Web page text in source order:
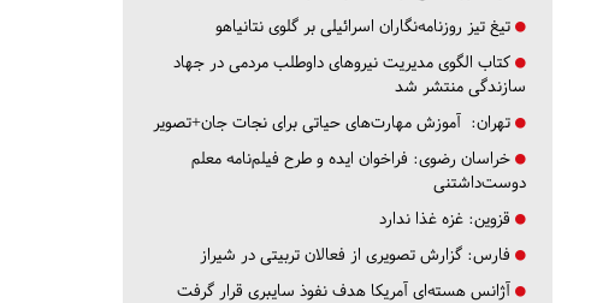
تیغ تیز روزنامه‌نگاران اسرائیلی بر گلوی نتانیاهو
کتاب الگوی مدیریت نیروهای داوطلب مردمی در جهاد
سازندگی منتشر شد
تهران: آموزش مهارت‌های حیاتی برای نجات جان+تصویر
خراسان رضوی: فراخوان ایده و طرح فیلم‌نامه معلم
دوست‌داشتنی
قزوین: غزه غذا ندارد
فارس: گزارش تصویری از فعالان تربیتی در شیراز
آژانس هسته‌ای آمریکا هدف نفوذ سایبری قرار گرفت